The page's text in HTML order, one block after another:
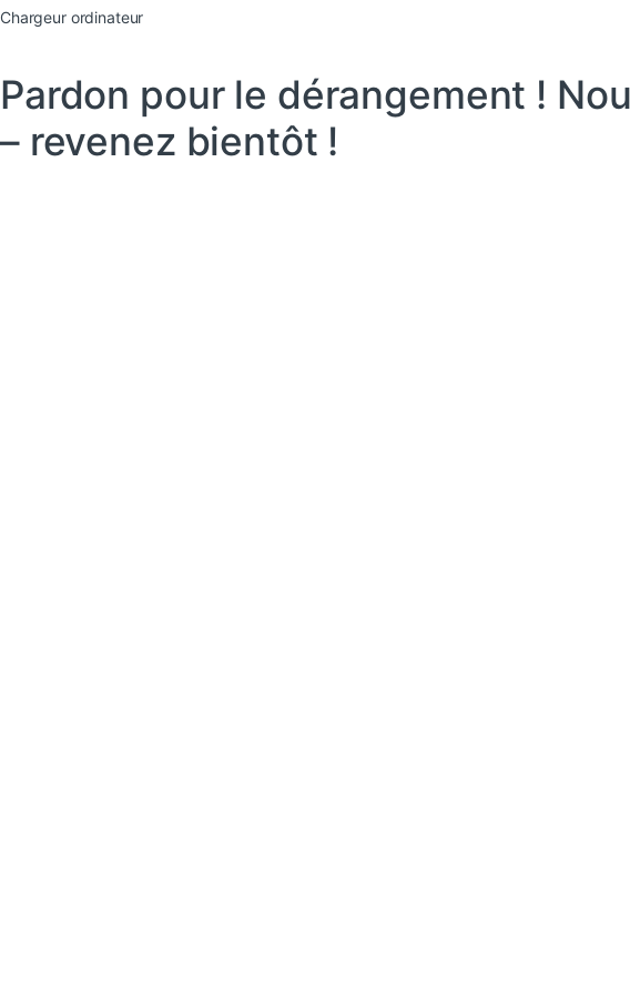
Chargeur ordinateur
Pardon pour le dérangement !
– revenez bientôt !